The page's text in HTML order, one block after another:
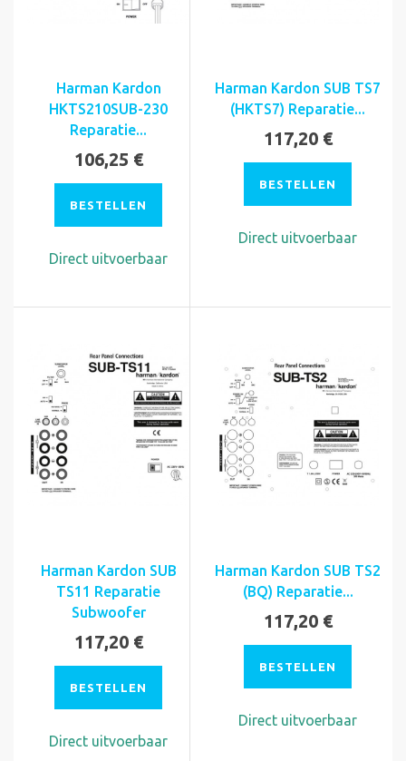
Harman Kardon
HKTS210SUB-230
Reparatie...
106,25 €
BESTELLEN
Direct uitvoerbaar
Harman Kardon SUB TS7
(HKTS7) Reparatie...
117,20 €
BESTELLEN
Direct uitvoerbaar
Harman Kardon SUB
TS11 Reparatie
Subwoofer
117,20 €
BESTELLEN
Direct uitvoerbaar
Harman Kardon SUB TS2
(BQ) Reparatie...
117,20 €
BESTELLEN
Direct uitvoerbaar